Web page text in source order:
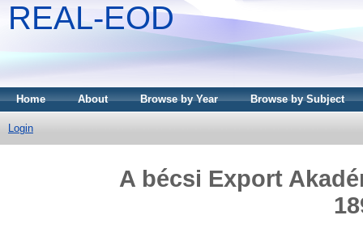
REAL-EOD
Home About Browse by Year Browse by Subject
Login
A bécsi Export